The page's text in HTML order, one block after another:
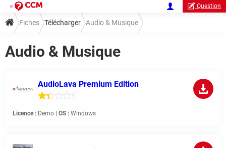
Question
Fiches Télécharger Audio & Musique
Audio & Musique
AudioLava Premium Edition
Licence : Demo | OS : Windows